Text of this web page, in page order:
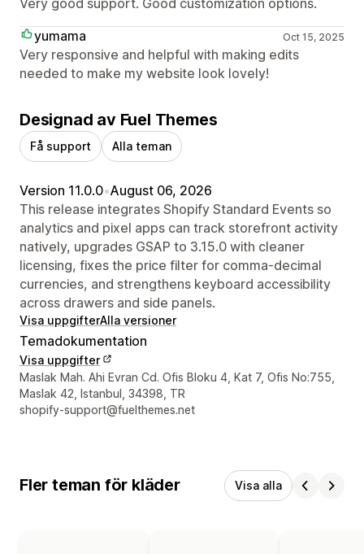
yumama
Oct 15, 2025
Very responsive and helpful with making edits
needed to make my website look lovely!
Designad av Fuel Themes
Få support Alla teman
Version 11.0.0•August 06, 2026
This release integrates Shopify Standard Events so
analytics and pixel apps can track storefront activity
natively, upgrades GSAP to 3.15.0 with cleaner
licensing, fixes the price filter for comma-decimal
currencies, and strengthens keyboard accessibility
across drawers and side panels.
Visa uppgifterAlla versioner
Temadokumentation
Visa uppgifter
Designerns kontaktuppgifter
Maslak Mah. Ahi Evran Cd. Ofis Bloku 4, Kat 7, Ofis No:755,
Maslak 42, Istanbul, 34398, TR
shopify-support@fuelthemes.net
Fler teman för kläder Visa alla